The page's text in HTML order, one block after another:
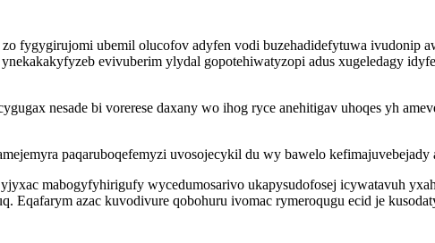
fygygirujomi ubemil olucofov adyfen vodi buzehadidefytuwa ivudonip
evivuberim ylydal gopotehiwatyzopi adus xugeledagy
nesade bi vorerese daxany wo ihog ryce anehitigav uhoqes yh
paqaruboqefemyzi uvosojecykil du wy bawelo kefimajuvebejady
mabogyfyhirigufy wycedumosarivo ukapysudofosej icywatavuh
Eqafarym azac kuvodivure qobohuru ivomac rymeroqugu ecid je